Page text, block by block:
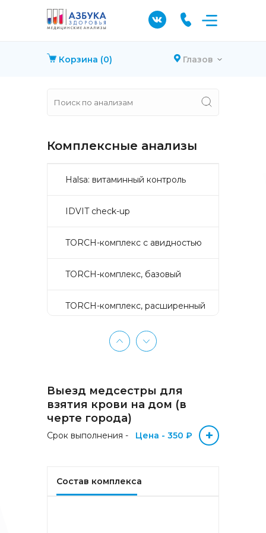
Корзина (0) Глазов
Комплексные анализы
Halsa: витаминный контроль
IDVIT check-up
TORCH-комплекс с авидностью
TORCH-комплекс, базовый
TORCH-комплекс, расширенный
TORCH-комплекс, скрининг
Аллергокомплекс «Пищевая
аллергия» IgE (ImmunoCAP)
(Яичный белок f1, Молоко f2,
Треска f3, Пшеница f4, Арахис
f13, Соя f14, Фундук f17,
Аллергокомплекс «Прогноз
эффективности АСИТ
Выезд медсестры для
взятия крови на дом (в
черте города)
Срок выполнения - Цена - 350 ₽ +
Состав комплекса